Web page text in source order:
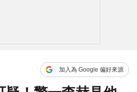
加入為 Google 偏好來源